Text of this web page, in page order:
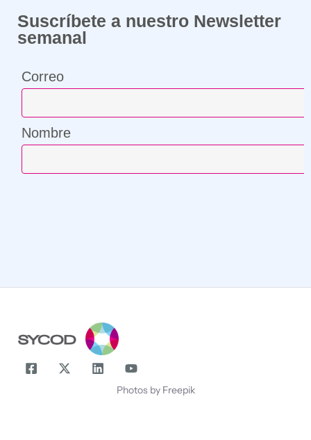
Suscríbete a nuestro Newsletter
semanal
Correo
Nombre
Photos by Freepik